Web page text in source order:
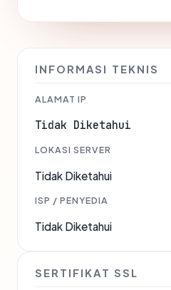
INFORMASI TEKNIS
ALAMAT IP
Tidak Diketahui
LOKASI SERVER
Tidak Diketahui
ISP / PENYEDIA
Tidak Diketahui
SERTIFIKAT SSL